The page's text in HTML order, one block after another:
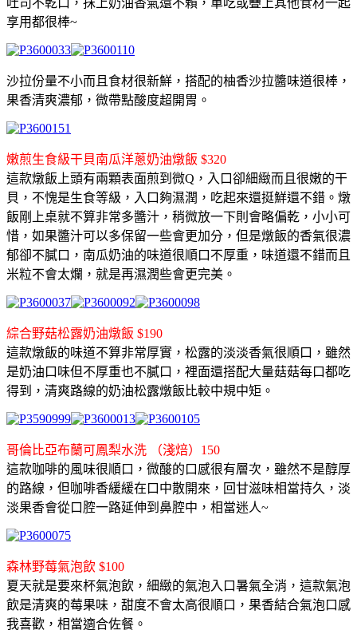
享用都很棒~
沙拉份量不小而且食材很新鮮，搭配的柚香沙拉醬味道很棒，
果香清爽濃郁，微帶點酸度超開胃。
嫩煎生食級干貝南瓜洋蔥奶油燉飯 $320
這款燉飯上頭有兩顆表面煎到微Q，入口卻細緻而且很嫩的干
貝，不愧是生食等級，入口夠濕潤，吃起來還挺鮮還不錯。燉
飯剛上桌就不算非常多醬汁，稍微放一下則會略偏乾，小小可
惜，如果醬汁可以多保留一些會更加分，但是燉飯的香氣很濃
郁卻不膩口，南瓜奶油的味道很順口不厚重，味道還不錯而且
米粒不會太爛，就是再濕潤些會更完美。
綜合野菇松露奶油燉飯 $190
這款燉飯的味道不算非常厚實，松露的淡淡香氣很順口，雖然
是奶油口味但不厚重也不膩口，裡面還搭配大量菇菇每口都吃
得到，清爽路線的奶油松露燉飯比較中規中矩。
哥倫比亞布蘭可鳳梨水洗 （淺焙）150
這款咖啡的風味很順口，微酸的口感很有層次，雖然不是醇厚
的路線，但咖啡香緩緩在口中散開來，回甘滋味相當持久，淡
淡果香會從口腔一路延伸到鼻腔中，相當迷人~
森林野莓氣泡飲 $100
夏天就是要來杯氣泡飲，細緻的氣泡入口暑氣全消，這款氣泡
飲是清爽的莓果味，甜度不會太高很順口，果香結合氣泡口感
我喜歡，相當適合佐餐。